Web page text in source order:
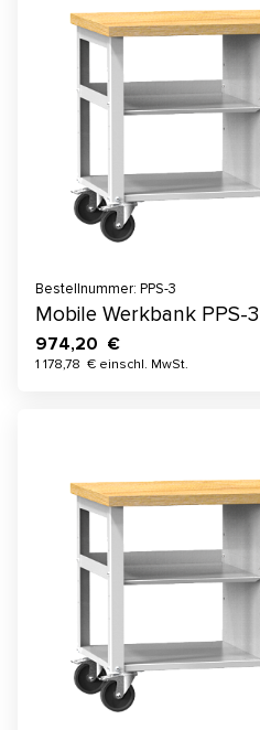
Bestellnummer: PPS-3
Mobile Werkbank PPS-3
974,20 €
1 178,78 € einschl. MwSt.